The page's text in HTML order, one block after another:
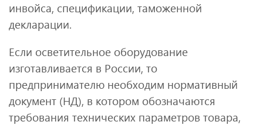
инвойса, спецификации, таможенной
декларации.
Если осветительное оборудование
изготавливается в России, то
предпринимателю необходим нормативный
документ (НД), в котором обозначаются
требования технических параметров товара,